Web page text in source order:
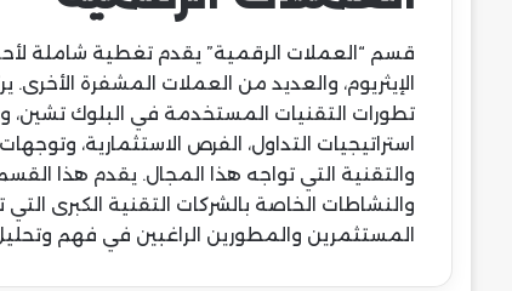
قسم “العملات الرقمية” يقدم تغطية شاملة
الإيثريوم، والعديد من العملات المشفرة
تطورات التقنيات المستخدمة في البلوك تشين،
استراتيجيات التداول، الفرص الاستثمارية،
والنشاطات الخاصة بالشركات التقنية الكبرى
المستثمرين والمطورين الراغبين في فهم